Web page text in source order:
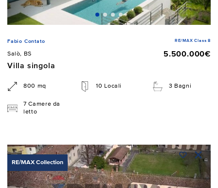
Fabio Contato RE/MAX Class 8
Salò, BS
5.500.000€
Villa singola
800 mq 10 Locali 3 Bagni
7 Camere da
letto
RE/MAX Collection